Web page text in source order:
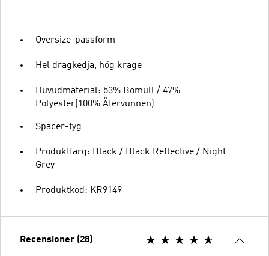
Oversize-passform
Hel dragkedja, hög krage
Huvudmaterial: 53% Bomull / 47%
Polyester(100% Återvunnen)
Spacer-tyg
Produktfärg: Black / Black Reflective / Night
Grey
Produktkod: KR9149
Recensioner (28)